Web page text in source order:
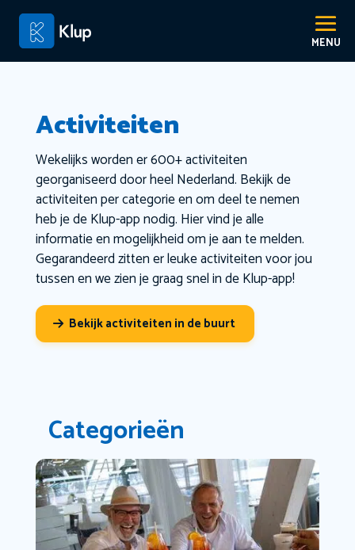
Activiteiten
Wekelijks worden er 600+ activiteiten
georganiseerd door heel Nederland. Bekijk de
activiteiten per categorie en om deel te nemen
heb je de Klup-app nodig. Hier vind je alle
informatie en mogelijkheid om je aan te melden.
Gegarandeerd zitten er leuke activiteiten voor jou
tussen en we zien je graag snel in de Klup-app!
Bekijk activiteiten in de buurt
Categorieën